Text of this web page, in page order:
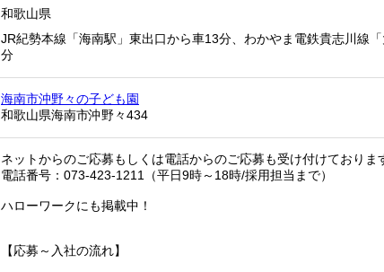
和歌山県
JR紀勢本線「海南駅」東出口から車13分、わかやま電鉄貴志川線
分
海南市沖野々の子ども園
和歌山県海南市沖野々434
ネットからのご応募もしくは電話からのご応募も受け付けておりま
電話番号：073-423-1211（平日9時～18時/採用担当まで）
ハローワークにも掲載中！
【応募～入社の流れ】